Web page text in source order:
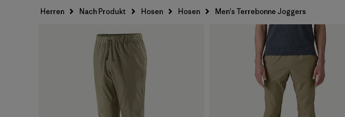
Herren Nach Produkt Hosen Hosen Men's Terrebonne Joggers